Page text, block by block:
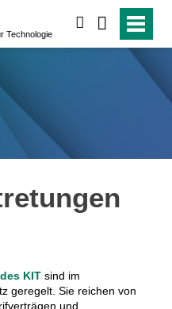
Technologie
KITsind im
geregelt. Sie reichen von
und